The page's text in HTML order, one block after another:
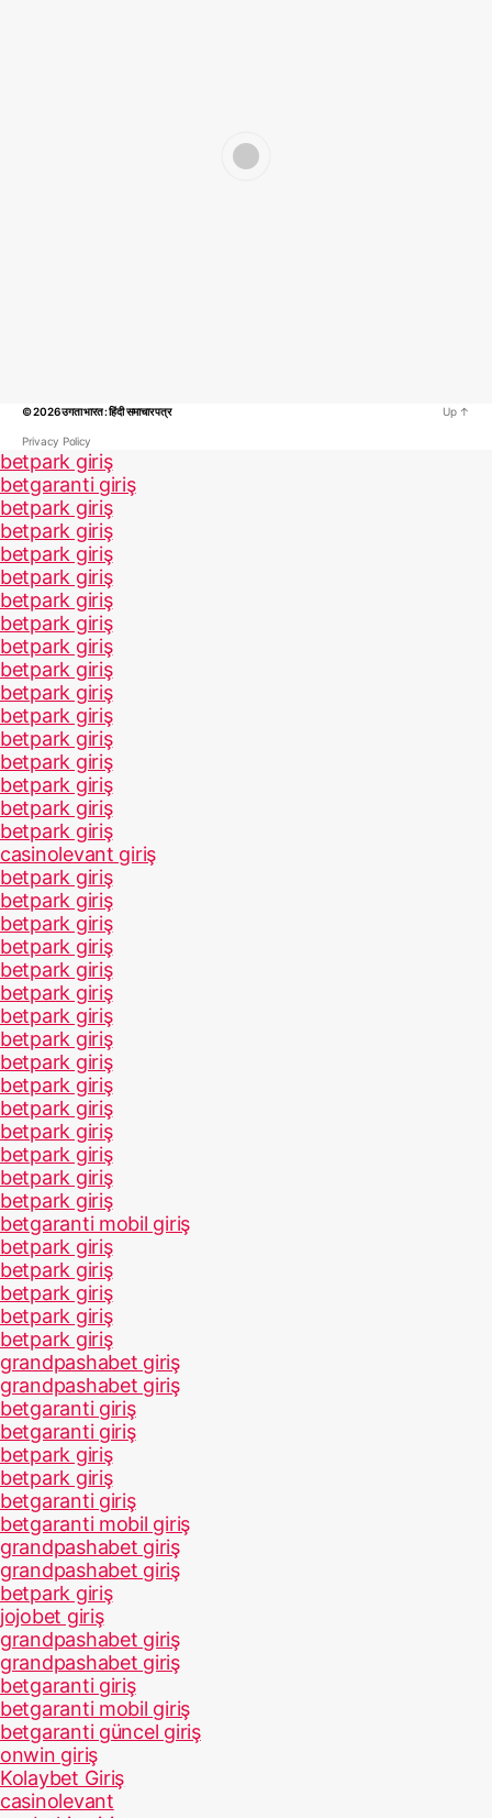
© 2026उगता भारत : हिंदी समाचार पत्र
Privacy Policy
Up ↑
betpark giriş
betgaranti giriş
betpark giriş
betpark giriş
betpark giriş
betpark giriş
betpark giriş
betpark giriş
betpark giriş
betpark giriş
betpark giriş
betpark giriş
betpark giriş
betpark giriş
betpark giriş
betpark giriş
betpark giriş
casinolevant giriş
betpark giriş
betpark giriş
betpark giriş
betpark giriş
betpark giriş
betpark giriş
betpark giriş
betpark giriş
betpark giriş
betpark giriş
betpark giriş
betpark giriş
betpark giriş
betpark giriş
betpark giriş
betgaranti mobil giriş
betpark giriş
betpark giriş
betpark giriş
betpark giriş
betpark giriş
grandpashabet giriş
grandpashabet giriş
betgaranti giriş
betgaranti giriş
betpark giriş
betpark giriş
betgaranti giriş
betgaranti mobil giriş
grandpashabet giriş
grandpashabet giriş
betpark giriş
jojobet giriş
grandpashabet giriş
grandpashabet giriş
betgaranti giriş
betgaranti mobil giriş
betgaranti güncel giriş
onwin giriş
Kolaybet Giriş
casinolevant